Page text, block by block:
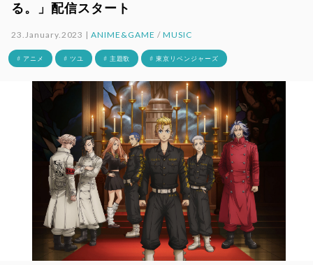
る。」配信スタート
23.January.2023 |ANIME&GAME / MUSIC
# アニメ # ツユ # 主題歌 # 東京リベンジャーズ